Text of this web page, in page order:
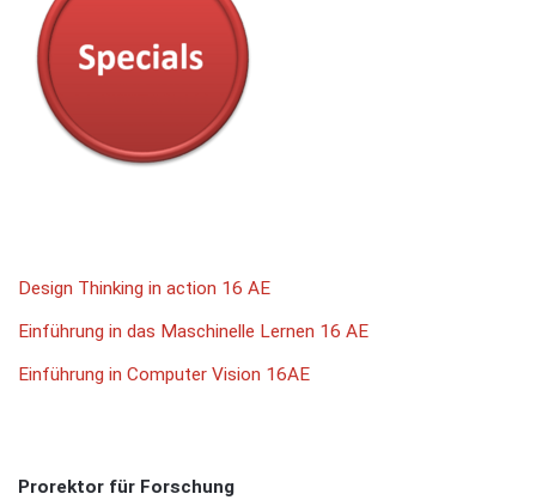
Design Thinking in action 16 AE
Einführung in das Maschinelle Lernen 16 AE
Einführung in Computer Vision 16AE
Prorektor für Forschung